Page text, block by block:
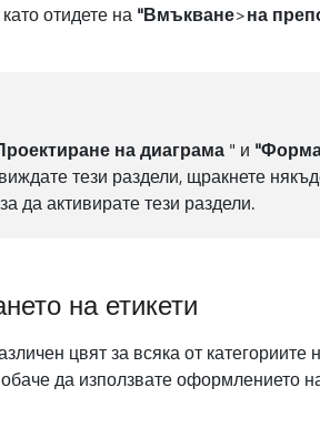
отидете на "Вмъкване>на
на диаграма" и
тези раздели, щракнете
да активирате тези раздели.
на етикети
цвят за всяка от
да използвате оформлението